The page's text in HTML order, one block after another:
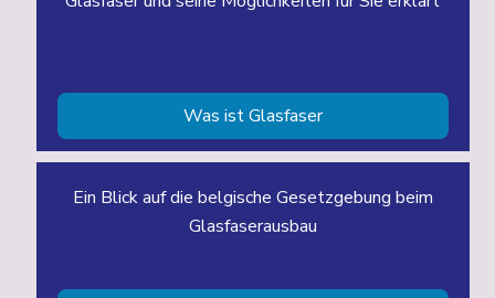
Was ist Glasfaser
Ein Blick auf die belgische Gesetzgebung beim
Glasfaserausbau